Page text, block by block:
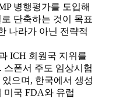
병행평가를 도입해
단축하는 것이 목표
나라가 아닌 전략적
ICH 회원국 지위를
스폰서 주도 임상시험
으며, 한국에서 생성
미국 FDA와 유럽